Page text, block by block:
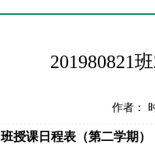
201980821
作者：
班授课日程表（第二学期）